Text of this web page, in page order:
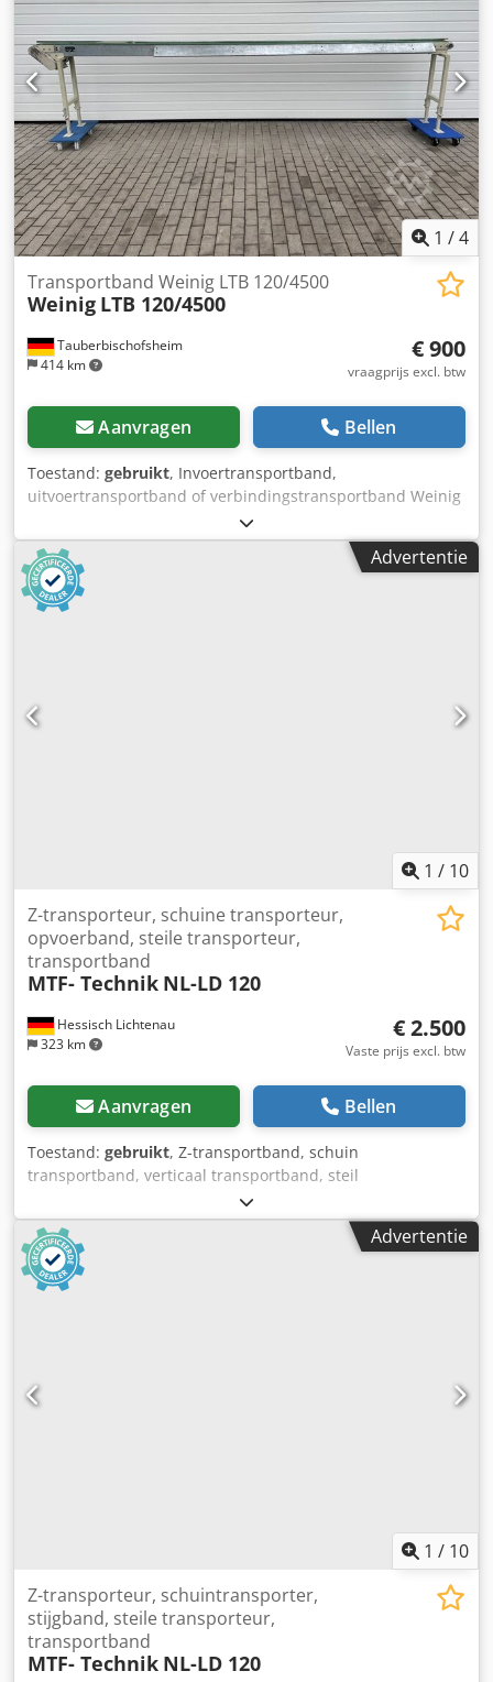
1 /4
Tauberbischofsheim
414 km
Transportband Weinig LTB 120/4500
Weinig LTB 120/4500
€ 900
vraagprijs excl. btw
Aanvragen Bellen
Toestand: gebruikt, Invoertransportband,
uitvoertransportband of verbindingstransportband Weinig
LTB 120/4500 Dcedpfx Amezrx Iue Rsk Technische
specificaties: - Lengte van het transportband: 4.500 mm -
Breedte van het transportband: 120 mm
Advertentie
1 / 10
Hessisch Lichtenau
323 km
Z-transporteur, schuine transporteur,
opvoerband, steile transporteur,
transportband
MTF- Technik NL-LD 120
€ 2.500
Vaste prijs excl. btw
Aanvragen Bellen
Toestand: gebruikt, Z-transportband, schuin
transportband, verticaal transportband, steil
transportband, transportband met MTF-technologie, type
NL-LD 120 Machine-nr.: 27238, bouwjaar 2014
Transportsnelheid: 6 m/min. Transporthoogte: ca. 1800
mm (onderkant transportband) Transportbreedte: 410 mm
Afstand tussen de meeneemstukken: elke 300 mm Hoogte
Transportschuinheid traploos verstelbaar - Rubberen
transportband met transportvleugels (meeneemstukken)
Advertentie
1 / 10
Z-transporteur, schuintransporter,
stijgband, steile transporteur,
transportband
MTF- Technik NL-LD 120